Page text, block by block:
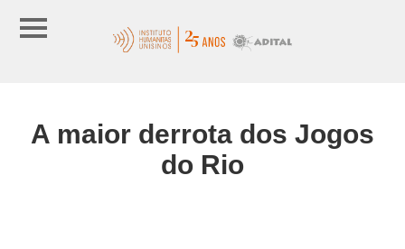
A maior derrota dos Jogos
do Rio